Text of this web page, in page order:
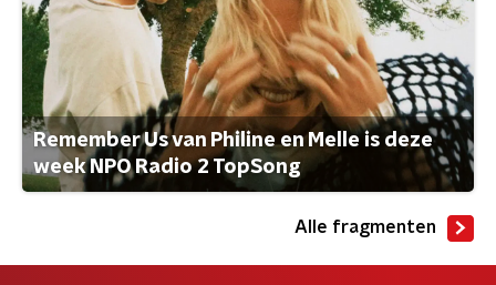
Remember Us van Philine en Melle is deze
week NPO Radio 2 TopSong
Alle fragmenten